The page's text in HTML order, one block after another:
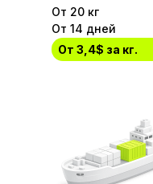
От 20 кг
От 14 дней
От 3,4$ за кг.